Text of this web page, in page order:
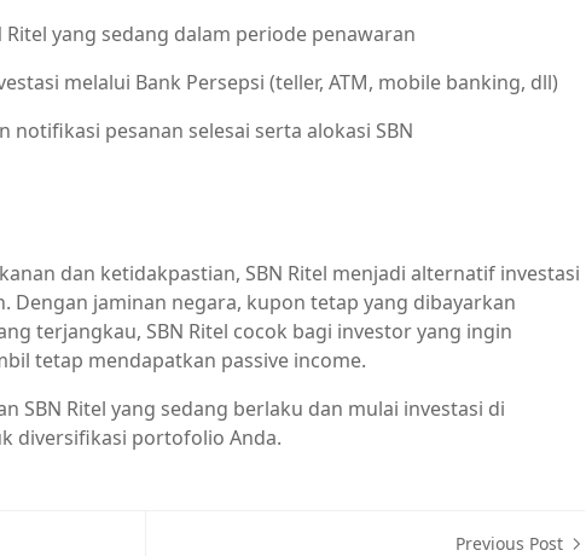
Ritel yang sedang dalam periode penawaran
melalui Bank Persepsi (teller, ATM, mobile banking, dll)
notifikasi pesanan selesai serta alokasi SBN
dan ketidakpastian, SBN Ritel menjadi alternatif investasi
Dengan jaminan negara, kupon tetap yang dibayarkan
terjangkau, SBN Ritel cocok bagi investor yang ingin
tetap mendapatkan passive income.
SBN Ritel yang sedang berlaku dan mulai investasi di
diversifikasi portofolio Anda.
Previous Post